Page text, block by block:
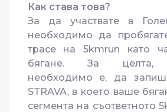
Как става това?
За да участвате в
необходимо да
трасе на 5kmrun като
бягане. За целта,
необходимо е, да
STRAVA, в което ваше
сегмента на съответното